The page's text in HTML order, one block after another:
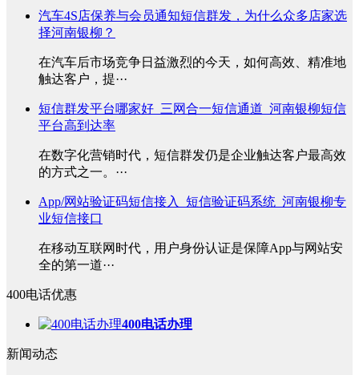
汽车4S店保养与会员通知短信群发，为什么众多店家选
择河南银柳？
在汽车后市场竞争日益激烈的今天，如何高效、精准地
触达客户，提···
短信群发平台哪家好_三网合一短信通道_河南银柳短信
平台高到达率
在数字化营销时代，短信群发仍是企业触达客户最高效
的方式之一。···
App/网站验证码短信接入_短信验证码系统_河南银柳专
业短信接口
在移动互联网时代，用户身份认证是保障App与网站安
全的第一道···
400电话优惠
400电话办理
新闻动态